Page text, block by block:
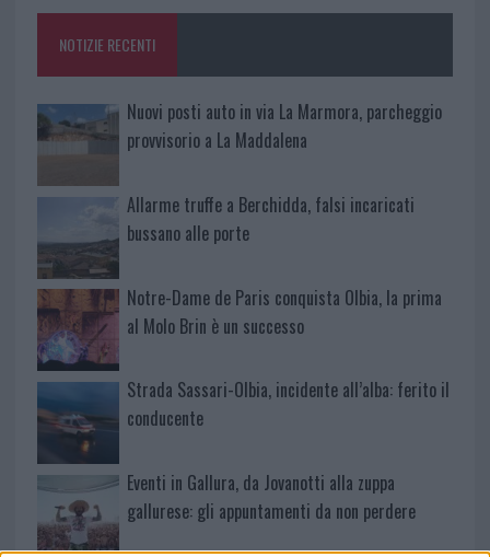
o
k
p
NOTIZIE RECENTI
Nuovi posti auto in via La Marmora, parcheggio
provvisorio a La Maddalena
Allarme truffe a Berchidda, falsi incaricati
bussano alle porte
Notre-Dame de Paris conquista Olbia, la prima
al Molo Brin è un successo
Strada Sassari-Olbia, incidente all’alba: ferito il
conducente
Eventi in Gallura, da Jovanotti alla zuppa
gallurese: gli appuntamenti da non perdere